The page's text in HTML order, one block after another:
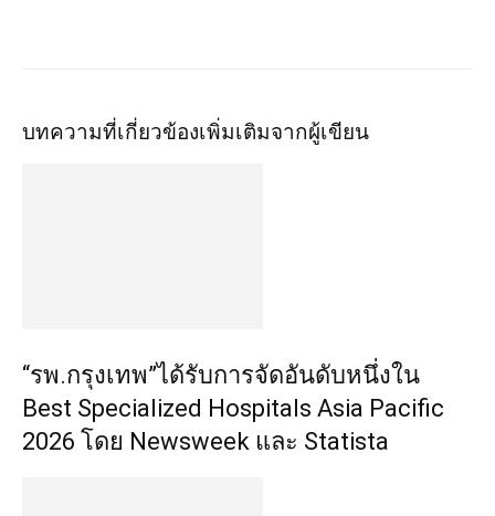
บทความที่เกี่ยวข้องเพิ่มเติมจากผู้เขียน
“รพ.กรุงเทพ”ได้รับการจัดอันดับหนึ่งใน
Best Specialized Hospitals Asia Pacific
2026 โดย Newsweek และ Statista